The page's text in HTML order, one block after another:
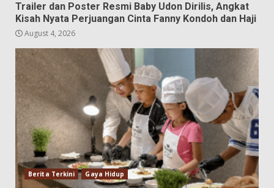
Trailer dan Poster Resmi Baby Udon Dirilis, Angkat
Kisah Nyata Perjuangan Cinta Fanny Kondoh dan Haji
August 4, 2026
Berita Terkini Gaya Hidup